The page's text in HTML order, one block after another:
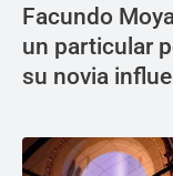
Facundo
un particular
su novia